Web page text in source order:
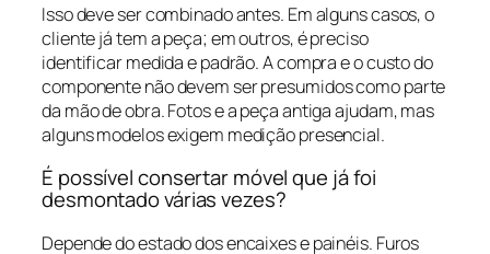
Isso deve ser combinado antes. Em alguns casos, o
cliente já tem a peça; em outros, é preciso
identificar medida e padrão. A compra e o custo do
componente não devem ser presumidos como parte
da mão de obra. Fotos e a peça antiga ajudam, mas
alguns modelos exigem medição presencial.
É possível consertar móvel que já foi
desmontado várias vezes?
Depende do estado dos encaixes e painéis. Furos